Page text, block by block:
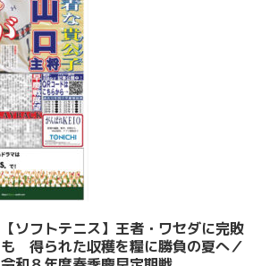
【ソフトテニス】王者・ワセダに完敗
も 得られた収穫を糧に勝負の夏へ／